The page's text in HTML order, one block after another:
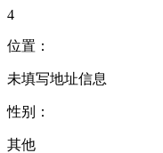
4
位置：
未填写地址信息
性别：
其他